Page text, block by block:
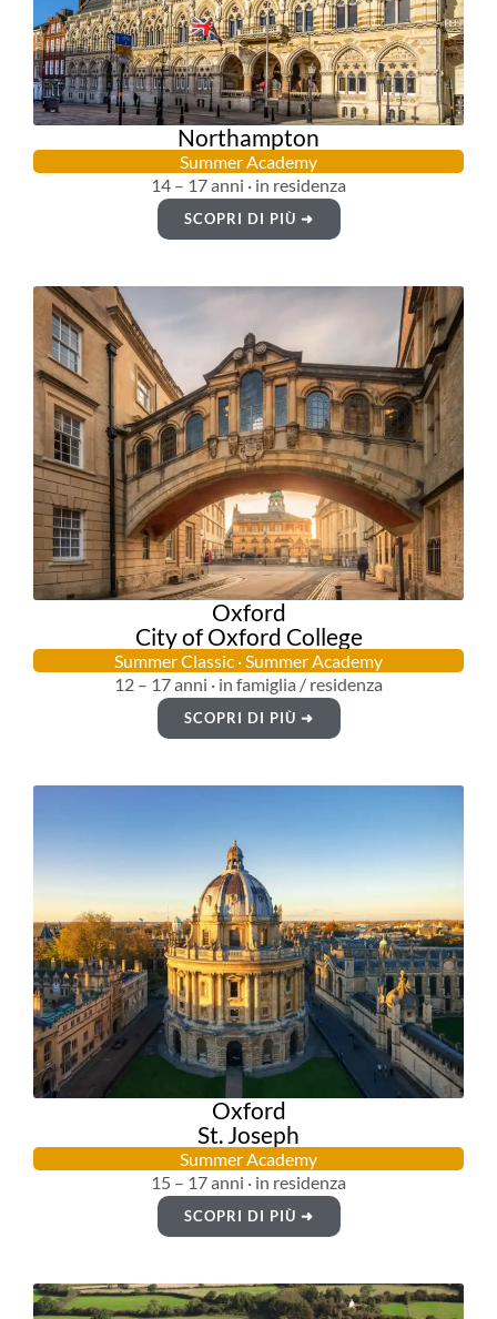
Northampton
Summer Academy
14 – 17 anni · in residenza
SCOPRI DI PIÙ ➜
Oxford
City of Oxford College
Summer Classic · Summer Academy
12 – 17 anni · in famiglia / residenza
SCOPRI DI PIÙ ➜
Oxford
St. Joseph
Summer Academy
15 – 17 anni · in residenza
SCOPRI DI PIÙ ➜